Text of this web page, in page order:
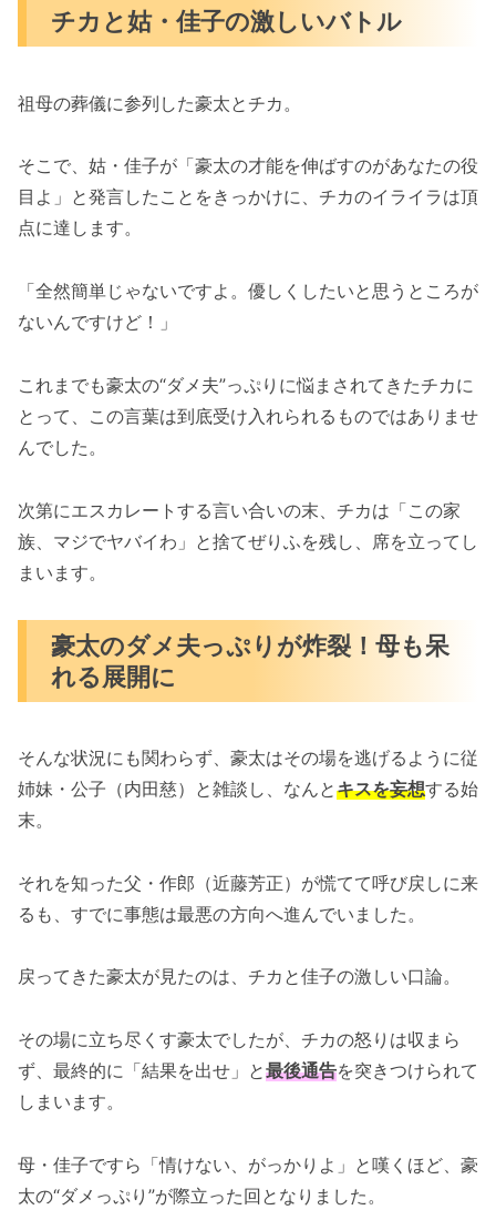
チカと姑・佳子の激しいバトル
祖母の葬儀に参列した豪太とチカ。
そこで、姑・佳子が「豪太の才能を伸ばすのがあなたの役
目よ」と発言したことをきっかけに、チカのイライラは頂
点に達します。
「全然簡単じゃないですよ。優しくしたいと思うところが
ないんですけど！」
これまでも豪太の“ダメ夫”っぷりに悩まされてきたチカに
とって、この言葉は到底受け入れられるものではありませ
んでした。
次第にエスカレートする言い合いの末、チカは「この家
族、マジでヤバイわ」と捨てぜりふを残し、席を立ってし
まいます。
豪太のダメ夫っぷりが炸裂！母も呆
れる展開に
そんな状況にも関わらず、豪太はその場を逃げるように従
姉妹・公子（内田慈）と雑談し、なんとキスを妄想する始
末。
それを知った父・作郎（近藤芳正）が慌てて呼び戻しに来
るも、すでに事態は最悪の方向へ進んでいました。
戻ってきた豪太が見たのは、チカと佳子の激しい口論。
その場に立ち尽くす豪太でしたが、チカの怒りは収まら
ず、最終的に「結果を出せ」と最後通告を突きつけられて
しまいます。
母・佳子ですら「情けない、がっかりよ」と嘆くほど、豪
太の“ダメっぷり”が際立った回となりました。